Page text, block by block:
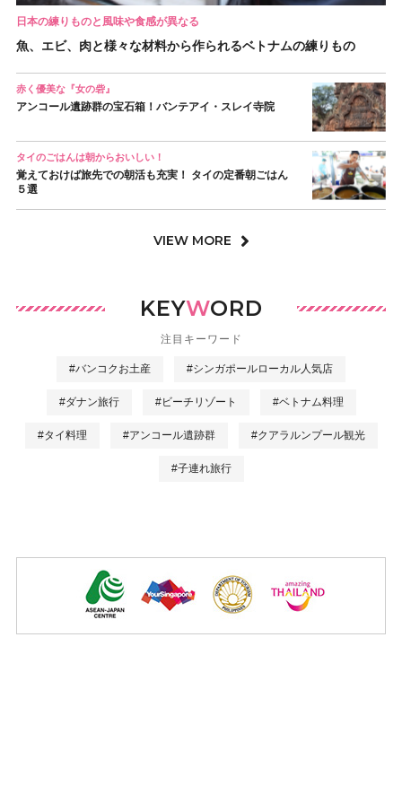
日本の練りものと風味や食感が異なる
魚、エビ、肉と様々な材料から作られるベトナムの練りもの
赤く優美な『女の砦』
アンコール遺跡群の宝石箱！バンテアイ・スレイ寺院
タイのごはんは朝からおいしい！
覚えておけば旅先での朝活も充実！ タイの定番朝ごはん
５選
VIEW MORE
KEYWORD
注目キーワード
#バンコクお土産 #シンガポールローカル人気店
#ダナン旅行 #ビーチリゾート #ベトナム料理
#タイ料理 #アンコール遺跡群 #クアラルンプール観光
#子連れ旅行